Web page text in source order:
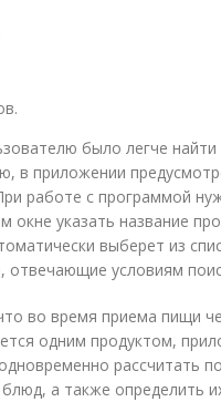
было легче
в приложении
работе с программой
окне указать название
выберет из
отвечающие условиям
во время приема пищи
одним продуктом,
рассчитать
блюд, а также определить